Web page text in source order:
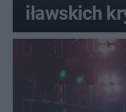
iławskich